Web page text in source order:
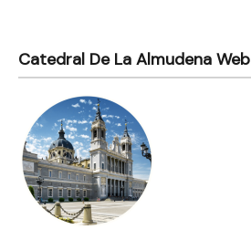
Catedral De La Almudena Web